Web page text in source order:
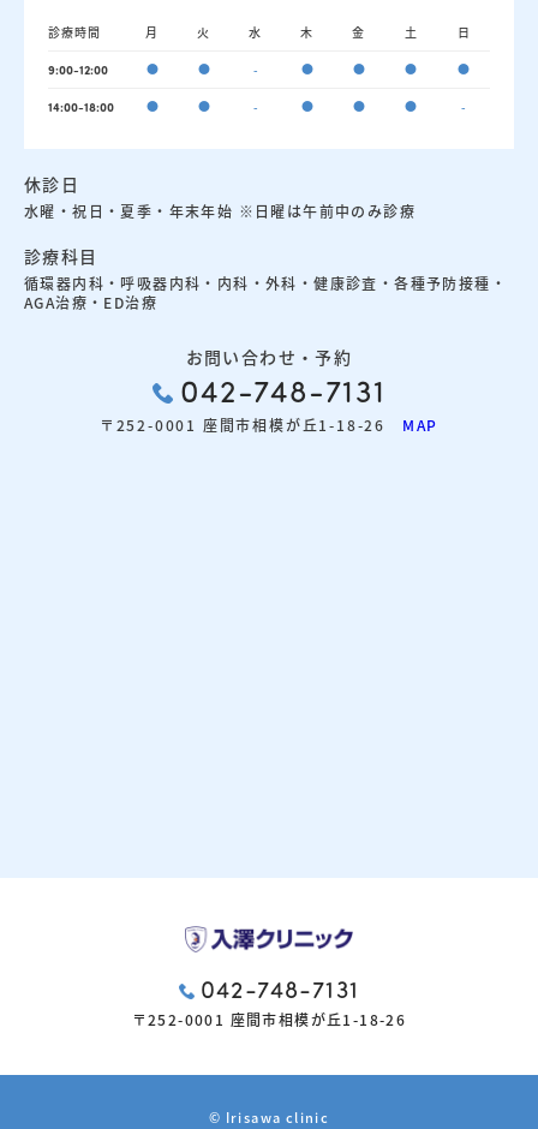
診療時間 月 火 水 木 金 土 日
9:00-12:00 ● ● - ● ● ● ●
14:00-18:00 ● ● - ● ● ● -
休診日
水曜・祝日・夏季・年末年始 ※日曜は午前中のみ診療
診療科目
循環器内科・呼吸器内科・内科・外科・健康診査・各種予防接種・
AGA治療・ED治療
お問い合わせ・予約
042-748-7131
〒252-0001 座間市相模が丘1-18-26 MAP
042-748-7131
〒252-0001 座間市相模が丘1-18-26
© Irisawa clinic